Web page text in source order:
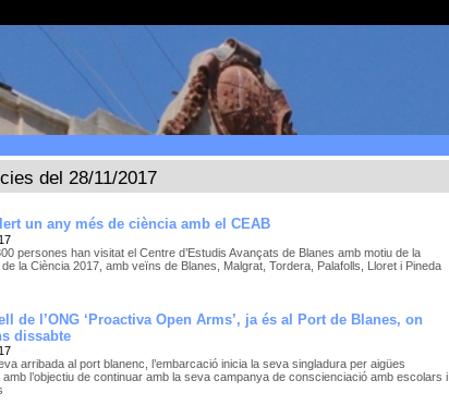
del 28/11/2017
un any més de ciència amb el CEAB
persones han visitat el Centre d’Estudis Avançats de Blanes amb motiu de la
de la Ciència 2017, amb veïns de Blanes, Malgrat, Tordera, Palafolls, Lloret i Pineda
de l’ONG ‘Proactiva Open Arms’, ja és al Port de Blanes, on
dissabte
arribada al port blanenc, l’embarcació inicia la seva singladura per aigües
amb l’objectiu de continuar amb la seva campanya de conscienciació amb escolars i